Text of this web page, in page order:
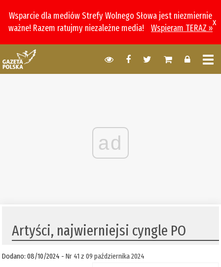
Wsparcie dla mediów Strefy Wolnego Słowa jest niezmiernie
ważne! Razem ratujmy niezależne media!
Wspieram TERAZ »
x
ad
Artyści, najwierniejsi cyngle PO
Dodano: 08/10/2024 -Nr 41 z 09 października 2024